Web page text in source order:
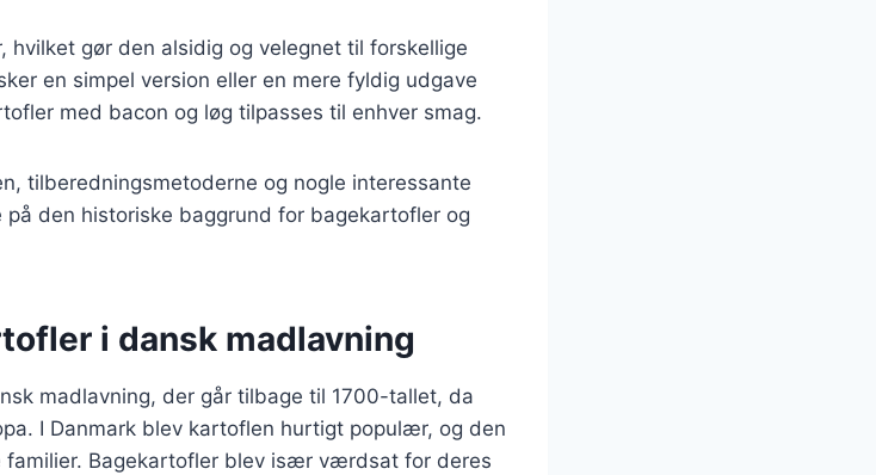
hvilket gør den alsidig og velegnet til forskellige
en simpel version eller en mere fyldig udgave
med bacon og løg tilpasses til enhver smag.
tilberedningsmetoderne og nogle interessante
den historiske baggrund for bagekartofler og
i dansk madlavning
madlavning, der går tilbage til 1700-tallet, da
I Danmark blev kartoflen hurtigt populær, og den
familier. Bagekartofler blev især værdsat for deres